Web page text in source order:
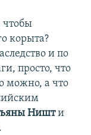
чтобы
корыта?
и по
просто, что
можно, а что
Ништи
.